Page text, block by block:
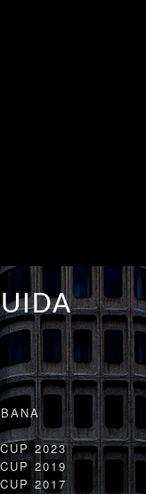
2023
2019
2017